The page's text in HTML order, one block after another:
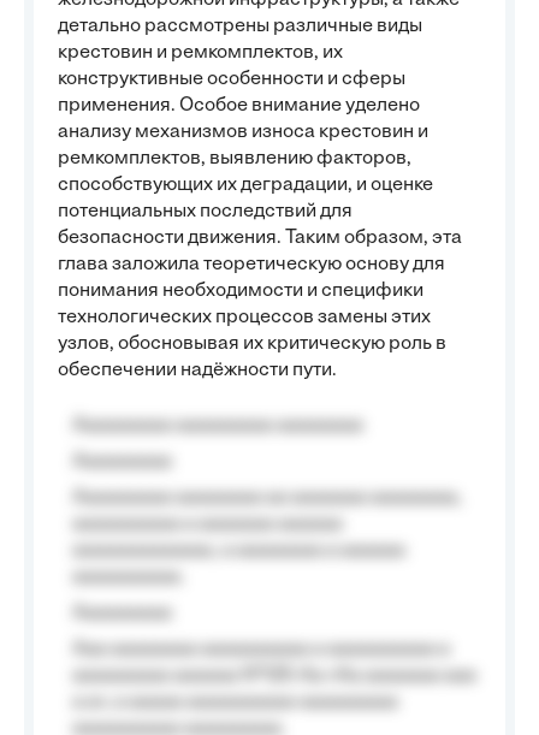
детально рассмотрены различные виды
крестовин и ремкомплектов, их
конструктивные особенности и сферы
применения. Особое внимание уделено
анализу механизмов износа крестовин и
ремкомплектов, выявлению факторов,
способствующих их деградации, и оценке
потенциальных последствий для
безопасности движения. Таким образом, эта
глава заложила теоретическую основу для
понимания необходимости и специфики
технологических процессов замены этих
узлов, обосновывая их критическую роль в
обеспечении надёжности пути.